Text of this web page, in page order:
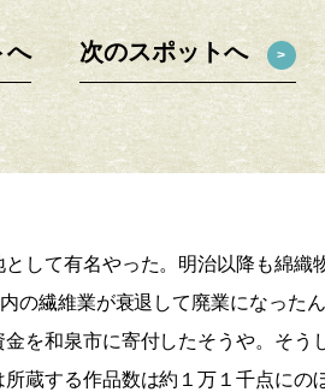
へ 次のスポットへ
して有名やった。明治以降も綿織
の繊維業が衰退して廃業になった
を和泉市に寄付したそうや。そう
蔵する作品数は約１万１千点にの